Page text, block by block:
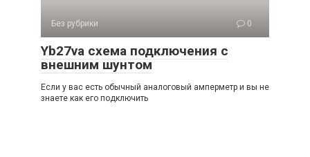
Без рубрики 0
Yb27va схема подключения с
внешним шунтом
Если у вас есть обычный аналоговый амперметр и вы не
знаете как его подключить